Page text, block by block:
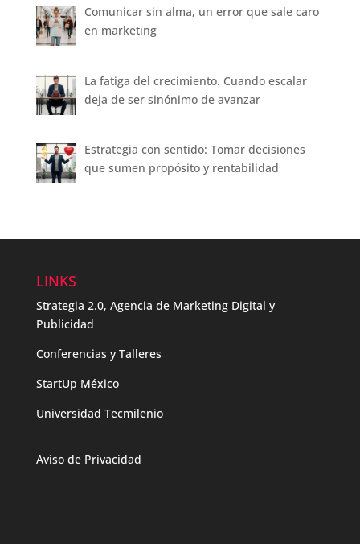
Comunicar sin alma, un error que sale caro
en marketing
La fatiga del crecimiento. Cuando escalar
deja de ser sinónimo de avanzar
Estrategia con sentido: Tomar decisiones
que sumen propósito y rentabilidad
LINKS
Strategia 2.0, Agencia de Marketing Digital y
Publicidad
Conferencias y Talleres
StartUp México
Universidad Tecmilenio
Aviso de Privacidad